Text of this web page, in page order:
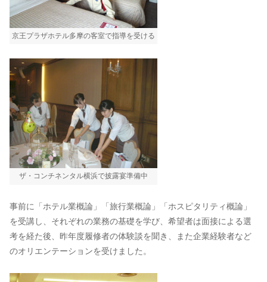
京王プラザホテル多摩の客室で指導を受ける
ザ・コンチネンタル横浜で披露宴準備中
事前に「ホテル業概論」「旅行業概論」「ホスピタリティ概論」
を受講し、それぞれの業務の基礎を学び、希望者は面接による選
考を経た後、昨年度履修者の体験談を聞き、また企業経験者など
のオリエンテーションを受けました。